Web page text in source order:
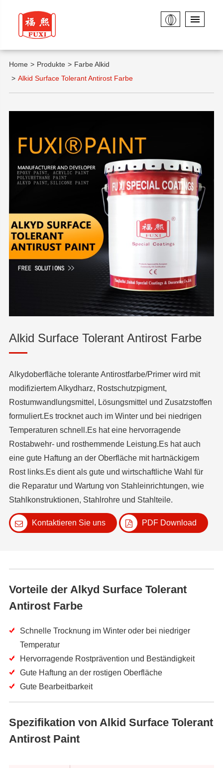
Home Produkte
Farbe Alkid
Alkid Surface Tolerant Antirost Farbe
Alkid Surface Tolerant Antirost Farbe
Alkydoberfläche tolerante Antirostfarbe/Primer wird mit
modifiziertem Alkydharz, Rostschutzpigment,
Rostumwandlungsmittel, Lösungsmittel und Zusatzstoffen
formuliert.Es trocknet auch im Winter und bei niedrigen
Temperaturen schnell.Es hat eine hervorragende
Rostabwehr- und rosthemmende Leistung.Es hat auch
eine gute Haftung an der Oberfläche mit hartnäckigem
Rost links.Es dient als gute und wirtschaftliche Wahl für
die Reparatur und Wartung von Stahleinrichtungen, wie
Stahlkonstruktionen, Stahlrohre und Stahlteile.
Kontaktieren Sie uns PDF Download
Vorteile der Alkyd Surface Tolerant
Antirost Farbe
Schnelle Trocknung im Winter oder bei niedriger
Temperatur
Hervorragende Rostprävention und Beständigkeit
Gute Haftung an der rostigen Oberfläche
Gute Bearbeitbarkeit
Spezifikation von Alkid Surface Tolerant
Antirost Paint